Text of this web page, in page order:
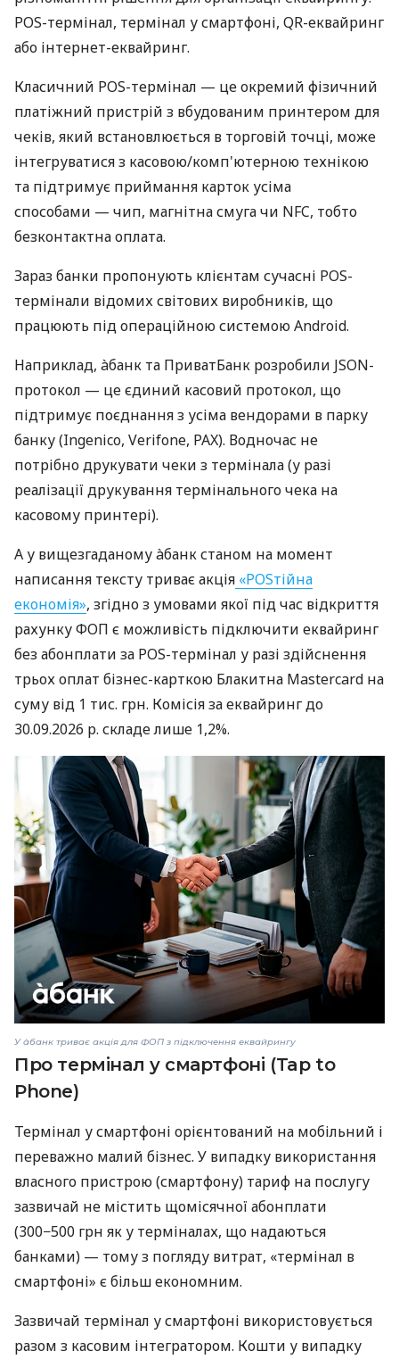
POS-термінал, термінал у смартфоні, QR-еквайринг
або інтернет-еквайринг.
Класичний POS-термінал — це окремий фізичний
платіжний пристрій з вбудованим принтером для
чеків, який встановлюється в торговій точці, може
інтегруватися з касовою/комп'ютерною технікою
та підтримує приймання карток усіма
способами — чип, магнітна смуга чи NFC, тобто
безконтактна оплата.
Зараз банки пропонують клієнтам сучасні POS-
термінали відомих світових виробників, що
працюють під операційною системою Android.
Наприклад, àбанк та ПриватБанк розробили JSON-
протокол — це єдиний касовий протокол, що
підтримує поєднання з усіма вендорами в парку
банку (Ingenico, Verifone, PAX). Водночас не
потрібно друкувати чеки з термінала (у разі
реалізації друкування термінального чека на
касовому принтері).
А у вищезгаданому àбанк станом на момент
написання тексту триває акція «POSтійна
економія», згідно з умовами якої під час відкриття
рахунку ФОП є можливість підключити еквайринг
без абонплати за POS-термінал у разі здійснення
трьох оплат бізнес-карткою Блакитна Mastercard на
суму від 1 тис. грн. Комісія за еквайринг до
30.09.2026 р. складе лише 1,2%.
У àбанк триває акція для ФОП з підключення еквайрингу
Про термінал у смартфоні (Tap to
Phone)
Термінал у смартфоні орієнтований на мобільний і
переважно малий бізнес. У випадку використання
власного пристрою (смартфону) тариф на послугу
зазвичай не містить щомісячної абонплати
(300−500 грн як у терміналах, що надаються
банками) — тому з погляду витрат, «термінал в
смартфоні» є більш економним.
Зазвичай термінал у смартфоні використовується
разом з касовим інтегратором. Кошти у випадку